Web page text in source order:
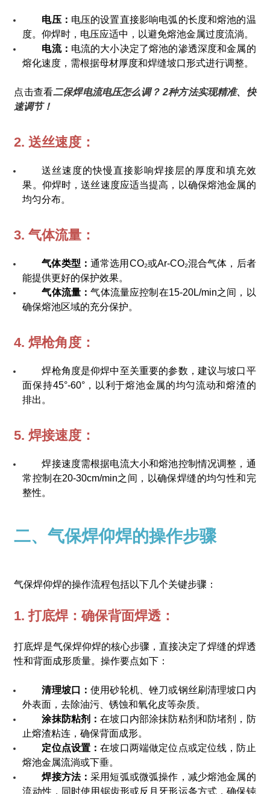
电压： 电压的设置直接影响电弧的长度和熔池的温
度。仰焊时，电压应适中，以避免熔池金属过度流淌。
电流： 电流的大小决定了熔池的渗透深度和金属的
熔化速度，需根据母材厚度和焊缝坡口形式进行调整。
点击查看二保焊电流电压怎么调？ 2种方法实现精准、快
速调节！
2. 送丝速度：
送丝速度的快慢直接影响焊接层的厚度和填充效
果。仰焊时，送丝速度应适当提高，以确保熔池金属的
均匀分布。
3. 气体流量：
气体类型： 通常选用CO₂或Ar-CO₂混合气体，后者
能提供更好的保护效果。
气体流量：气体流量应控制在15-20L/min之间，以
确保熔池区域的充分保护。
4. 焊枪角度：
焊枪角度是仰焊中至关重要的参数，建议与坡口平
面保持45°-60°，以利于熔池金属的均匀流动和熔渣的
排出。
5. 焊接速度：
焊接速度需根据电流大小和熔池控制情况调整，通
常控制在20-30cm/min之间，以确保焊缝的均匀性和完
整性。
二、气保焊仰焊的操作步骤
气保焊仰焊的操作流程包括以下几个关键步骤：
1. 打底焊：确保背面焊透：
打底焊是气保焊仰焊的核心步骤，直接决定了焊缝的焊透
性和背面成形质量。操作要点如下：
清理坡口：使用砂轮机、锉刀或钢丝刷清理坡口内
外表面，去除油污、锈蚀和氧化皮等杂质。
涂抹防粘剂：在坡口内部涂抹防粘剂和防堵剂，防
止熔渣粘连，确保背面成形。
定位点设置：在坡口两端做定位点或定位线，防止
熔池金属流淌或下垂。
焊接方法：采用短弧或微弧操作，减少熔池金属的
流动性，同时使用锯齿形或反月牙形运条方式，确保钝